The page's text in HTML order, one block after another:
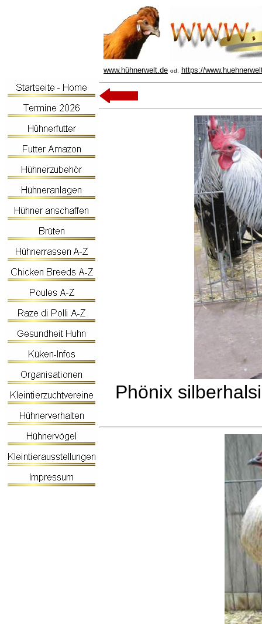
www.hühnerwelt.de od. https://
Phönix